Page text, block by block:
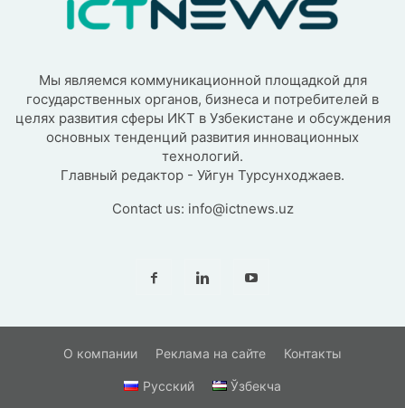
Мы являемся коммуникационной площадкой для
государственных органов, бизнеса и потребителей в
целях развития сферы ИКТ в Узбекистане и обсуждения
основных тенденций развития инновационных
технологий.
Главный редактор - Уйгун Турсунходжаев.
Contact us: info@ictnews.uz
О компании Реклама на сайте Контакты
Русский Ўзбекча